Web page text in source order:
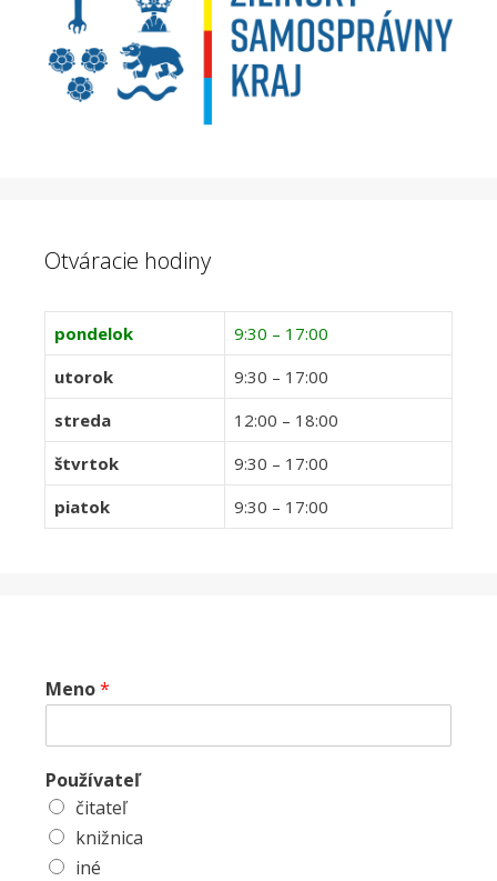
Otváracie hodiny
pondelok
9:30 – 17:00
utorok
9:30 – 17:00
streda
12:00 – 18:00
štvrtok
9:30 – 17:00
piatok
9:30 – 17:00
Meno*
Používateľ
čitateľ
knižnica
iné